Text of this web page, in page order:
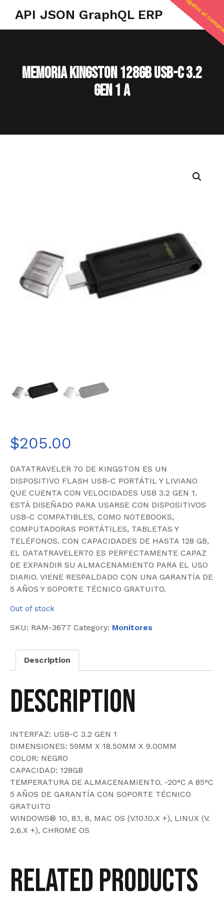
API JSON GraphQL ERP
MEMORIA KINGSTON 128GB USB-C 3.2
GEN 1 A
$205.00
DATATRAVELER 70 DE KINGSTON ES UN
DISPOSITIVO FLASH USB-C PORTÁTIL Y LIVIANO
QUE CUENTA CON VELOCIDADES USB 3.2 GEN 1.
ESTÁ DISEÑADO PARA USARSE CON DISPOSITIVOS
USB-C COMPATIBLES, COMO NOTEBOOKS,
COMPUTADORAS PORTÁTILES, TABLETAS Y
TELÉFONOS. CON CAPACIDADES DE HASTA 128 GB,
EL DATATRAVELER70 ES PERFECTAMENTE CAPAZ
DE EXPANDIR SU ALMACENAMIENTO PARA EL USO
DIARIO. VIENE RESPALDADO CON UNA GARANTÍA DE
5 AÑOS Y SOPORTE TÉCNICO GRATUITO.
Out of stock
SKU: RAM-3677 Category: Monitores
Description
Description
INTERFAZ: USB-C 3.2 GEN 1
DIMENSIONES: 59MM X 18.50MM X 9.00MM
COLOR: NEGRO
CAPACIDAD: 128GB
TEMPERATURA DE ALMACENAMIENTO. -20°C A 85°C
5 AÑOS DE GARANTÍA CON SOPORTE TÉCNICO
GRATUITO
WINDOWS® 10, 8.1, 8, MAC OS (V.10.10.X +), LINUX (V.
2.6.X +), CHROME OS
Related products
regalos al